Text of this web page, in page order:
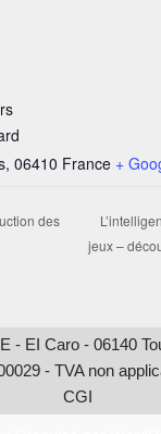
, 06410 France +
des
jeux –
- EI Caro - 06140
- TVA non
CGI